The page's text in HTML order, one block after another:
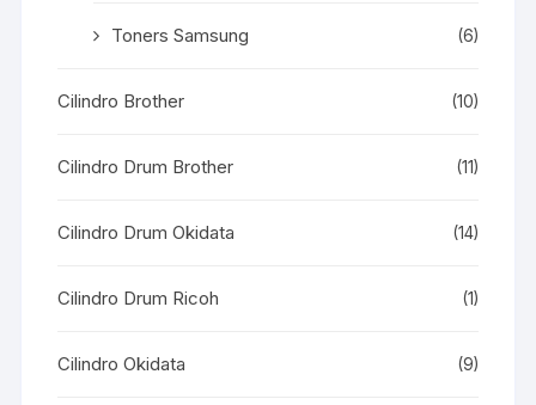
Toners Samsung (6)
Cilindro Brother (10)
Cilindro Drum Brother (11)
Cilindro Drum Okidata (14)
Cilindro Drum Ricoh (1)
Cilindro Okidata (9)